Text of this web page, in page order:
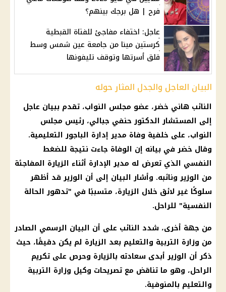
فرح | هل برجك بينهم؟
عاجل: اختفاء مفاجئ للفتاة القبطية
كرستين مينا من جامعة عين شمس وسط
قلق أسرتها وتوقف تليفونها
البيان العاجل والجدل المثار حوله
النائب هاني خضر، عضو مجلس النواب، تقدم ببيان عاجل
إلى المستشار الدكتور حنفي جبالي، رئيس مجلس
النواب، على خلفية وفاة مدير إدارة الباجور التعليمية.
وقال خضر في بيانه إن الوفاة جاءت نتيجة للضغط
النفسي الذي تعرض له مدير الإدارة أثناء الزيارة المفاجئة
من الوزير ونائبه. وأشار البيان إلى أن الوزير قد أظهر
سلوكًا غير لائق خلال الزيارة، متسببًا في "تدهور الحالة
النفسية" للراحل.
من جهة أخرى، شدد النائب على أن البيان الرسمي الصادر
من وزارة التربية والتعليم بعد الزيارة لم يكن دقيقًا، حيث
ذكر أن الوزير أبدى سعادته بالزيارة وحرص على تكريم
الراحل، وهو ما تناقض مع تصريحات وكيل وزارة التربية
والتعليم بالمنوفية.